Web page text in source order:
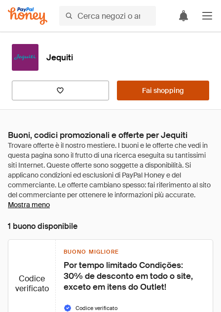
Jequiti
Fai shopping
Buoni, codici promozionali e offerte per Jequiti
Mostra meno
1 buono disponibile
Codice
verificato
BUONO MIGLIORE
Por tempo limitado Condições:
30% de desconto em todo o site,
exceto em itens do Outlet!
Codice verificato